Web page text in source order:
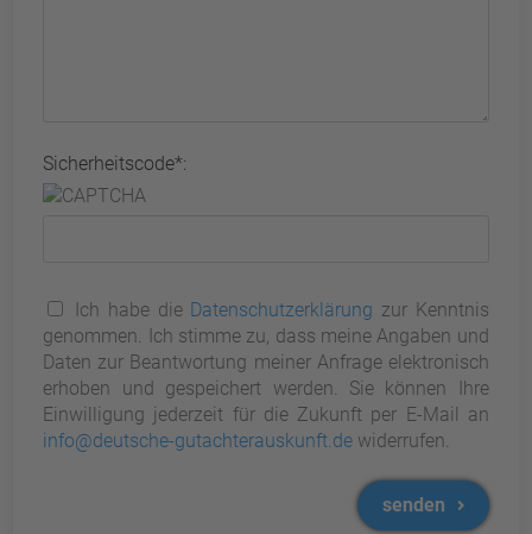
Sicherheitscode*:
Ich habe die Datenschutzerklärung zur Kenntnis
genommen. Ich stimme zu, dass meine Angaben und
Daten zur Beantwortung meiner Anfrage elektronisch
erhoben und gespeichert werden. Sie können Ihre
Einwilligung jederzeit für die Zukunft per E-Mail an
info@deutsche-gutachterauskunft.de widerrufen.
senden